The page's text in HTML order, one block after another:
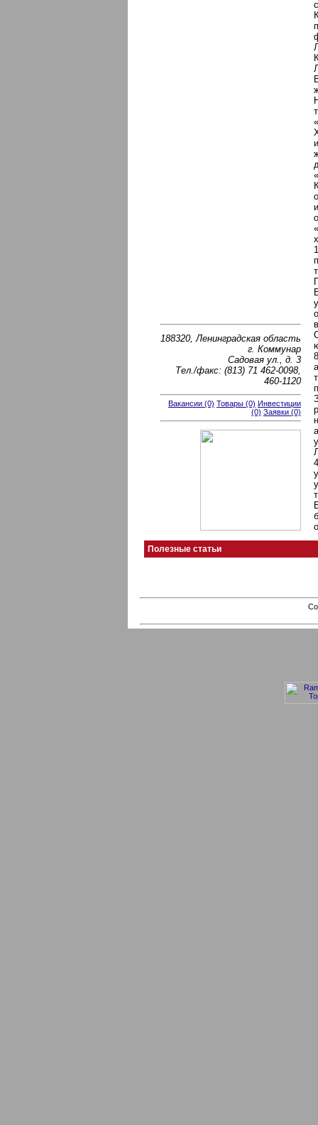
188320, Ленинградская область
г. Коммунар
Cадовая ул., д. 3
Тел./факс: (813) 71 462-0098,
460-1120
Вакансии (0) Товары (0) Инвестиции
(0) Заявки (0)
Полезные статьи